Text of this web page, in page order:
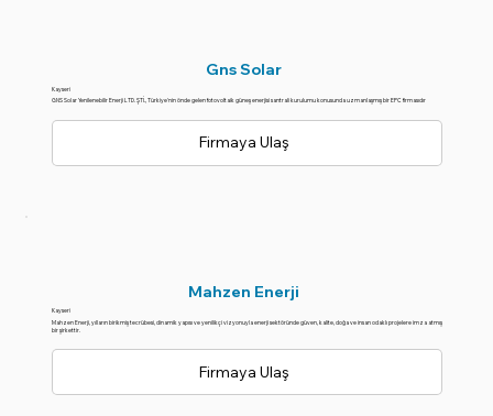
Gns Solar
Kayseri
GNS Solar Yenilenebilir Enerji LTD. ŞTİ., Türkiye'nin önde gelen fotovoltaik güneş enerjisi santrali kurulumu konusunda uzmanlaşmış bir EPC firmasıdır
Firmaya Ulaş
Mahzen Enerji
Kayseri
Mahzen Enerji, yılların birikmiş tecrübesi, dinamik yapısı ve yenilikçi vizyonuyla enerji sektöründe güven, kalite, doğa ve insan odaklı projelere imza atmış
bir şirkettir.
Firmaya Ulaş